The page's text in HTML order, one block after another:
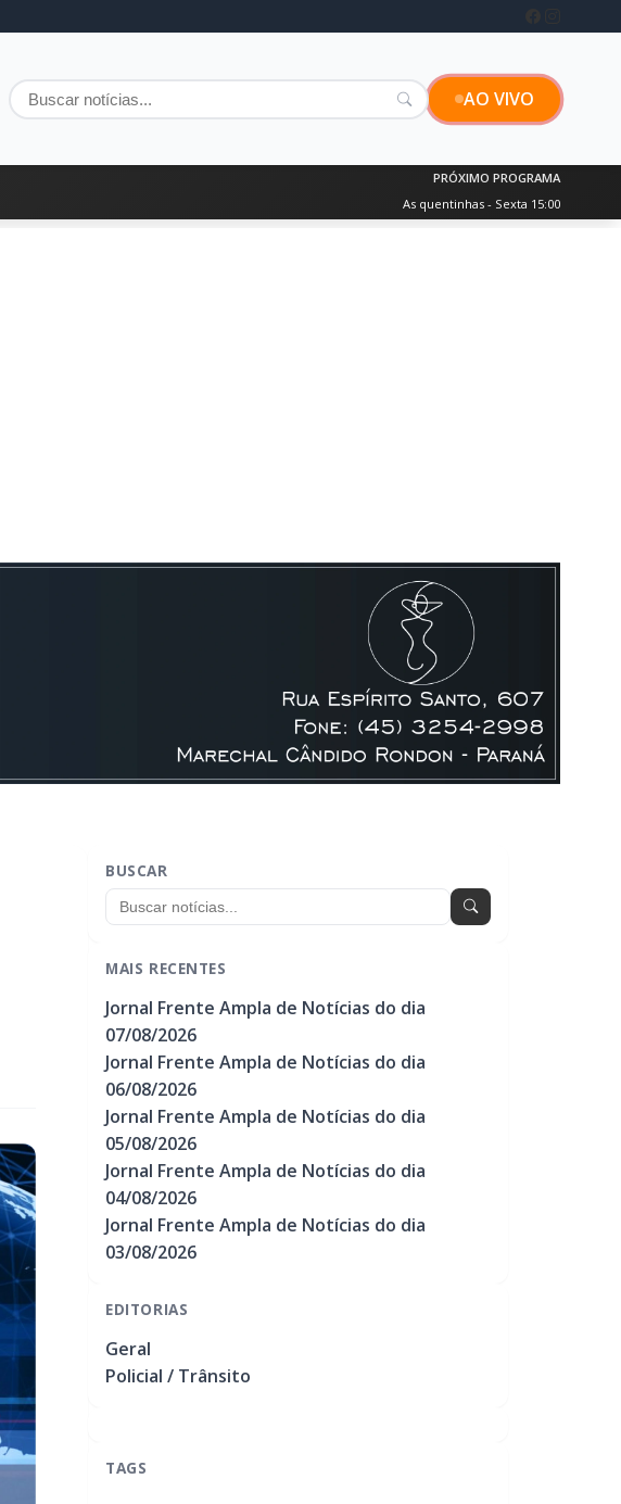
AO VIVO
PRÓXIMO PROGRAMA
As quentinhas - Sexta 15:00
BUSCAR
MAIS RECENTES
Jornal Frente Ampla de Notícias do dia
07/08/2026
Jornal Frente Ampla de Notícias do dia
06/08/2026
Jornal Frente Ampla de Notícias do dia
05/08/2026
Jornal Frente Ampla de Notícias do dia
04/08/2026
Jornal Frente Ampla de Notícias do dia
03/08/2026
EDITORIAS
Geral
Policial / Trânsito
TAGS